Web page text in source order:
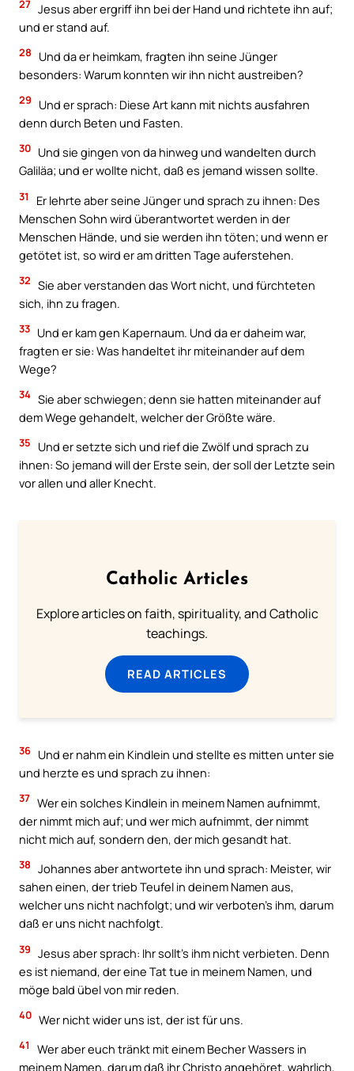
27 Jesus aber ergriff ihn bei der Hand und richtete ihn auf;
und er stand auf.
28
Und da er heimkam, fragten ihn seine Jünger
besonders: Warum konnten wir ihn nicht austreiben?
29
Und er sprach: Diese Art kann mit nichts ausfahren
denn durch Beten und Fasten.
30 Und sie gingen von da hinweg und wandelten durch
Galiläa; und er wollte nicht, daß es jemand wissen sollte.
31
Er lehrte aber seine Jünger und sprach zu ihnen: Des
Menschen Sohn wird überantwortet werden in der
Menschen Hände, und sie werden ihn töten; und wenn er
getötet ist, so wird er am dritten Tage auferstehen.
32 Sie aber verstanden das Wort nicht, und fürchteten
sich, ihn zu fragen.
33 Und er kam gen Kapernaum. Und da er daheim war,
fragten er sie: Was handeltet ihr miteinander auf dem
Wege?
34 Sie aber schwiegen; denn sie hatten miteinander auf
dem Wege gehandelt, welcher der Größte wäre.
35
Und er setzte sich und rief die Zwölf und sprach zu
ihnen: So jemand will der Erste sein, der soll der Letzte sein
vor allen und aller Knecht.
Catholic Articles
Explore articles on faith, spirituality, and Catholic
teachings.
READ ARTICLES
36 Und er nahm ein Kindlein und stellte es mitten unter sie
und herzte es und sprach zu ihnen:
37 Wer ein solches Kindlein in meinem Namen aufnimmt,
der nimmt mich auf; und wer mich aufnimmt, der nimmt
nicht mich auf, sondern den, der mich gesandt hat.
38 Johannes aber antwortete ihn und sprach: Meister, wir
sahen einen, der trieb Teufel in deinem Namen aus,
welcher uns nicht nachfolgt; und wir verboten’s ihm, darum
daß er uns nicht nachfolgt.
39 Jesus aber sprach: Ihr sollt’s ihm nicht verbieten. Denn
es ist niemand, der eine Tat tue in meinem Namen, und
möge bald übel von mir reden.
40 Wer nicht wider uns ist, der ist für uns.
41
Wer aber euch tränkt mit einem Becher Wassers in
meinem Namen, darum daß ihr Christo angehöret, wahrlich,